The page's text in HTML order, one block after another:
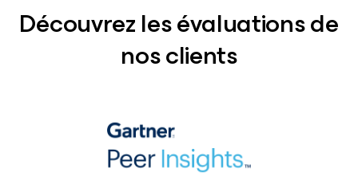
Découvrez les évaluations de
nos clients